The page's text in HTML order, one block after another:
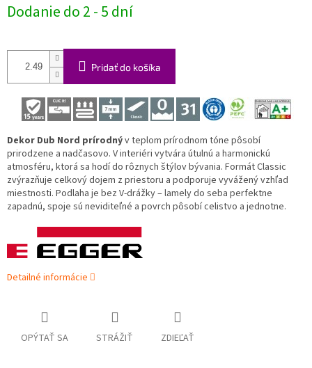
cena:
Dodanie do 2 - 5 dní
Pridať do košíka
Dekor Dub Nord prírodnýv teplom prírodnom tóne pôsobí
prirodzene a nadčasovo. V interiéri vytvára útulnú a harmonickú
atmosféru, ktorá sa hodí do rôznych štýlov bývania. Formát Classic
zvýrazňuje celkový dojem z priestoru a podporuje vyvážený vzhľad
miestnosti. Podlaha je bez V-drážky – lamely do seba perfektne
zapadnú, spoje sú neviditeľné a povrch pôsobí celistvo a jednotne.
Detailné informácie
OPÝTAŤ SA STRÁŽIŤ ZDIEĽAŤ